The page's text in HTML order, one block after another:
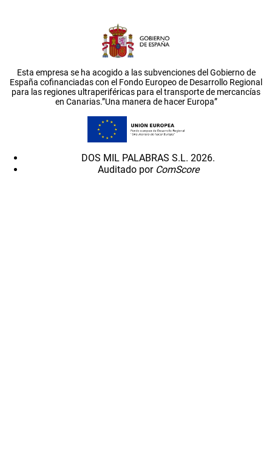
Esta empresa se ha acogido a las subvenciones del Gobierno de
España cofinanciadas con el Fondo Europeo de Desarrollo Regional
para las regiones ultraperiféricas para el transporte de mercancías
en Canarias.”Una manera de hacer Europa”
DOS MIL PALABRAS S.L. 2026.
Auditado por ComScore